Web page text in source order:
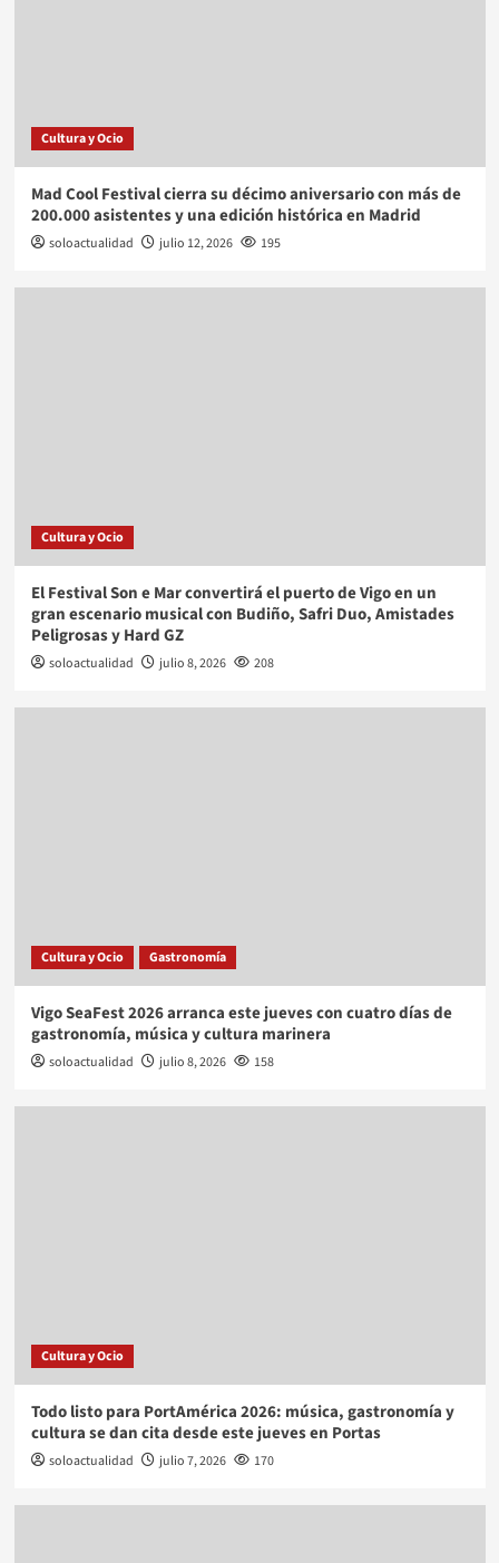
Cultura y Ocio
Mad Cool Festival cierra su décimo aniversario con más de
200.000 asistentes y una edición histórica en Madrid
soloactualidad julio 12, 2026 195
Cultura y Ocio
El Festival Son e Mar convertirá el puerto de Vigo en un
gran escenario musical con Budiño, Safri Duo, Amistades
Peligrosas y Hard GZ
soloactualidad julio 8, 2026 208
Cultura y Ocio Gastronomía
Vigo SeaFest 2026 arranca este jueves con cuatro días de
gastronomía, música y cultura marinera
soloactualidad julio 8, 2026 158
Cultura y Ocio
Todo listo para PortAmérica 2026: música, gastronomía y
cultura se dan cita desde este jueves en Portas
soloactualidad julio 7, 2026 170